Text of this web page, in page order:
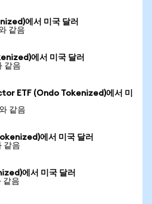
에서 미국 달러
같음
에서 미국 달러
같음
ETF (Ondo Tokenized)에서 미
같음
에서 미국 달러
같음
에서 미국 달러
같음